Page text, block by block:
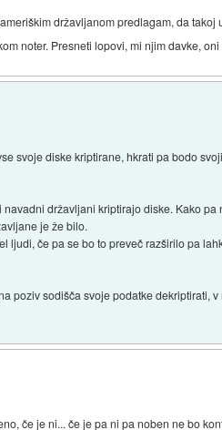
državljanom predlagam, da
noter. Presneti lopovi, mi njim davke, oni
svoje diske kriptirane, hkrati pa bodo
državljani kriptirajo diske. Kako pa
je že bilo.
če pa se bo to preveč razširilo pa
poziv sodišča svoje podatke dekriptirati,
če je ni... če je pa ni pa noben ne bo